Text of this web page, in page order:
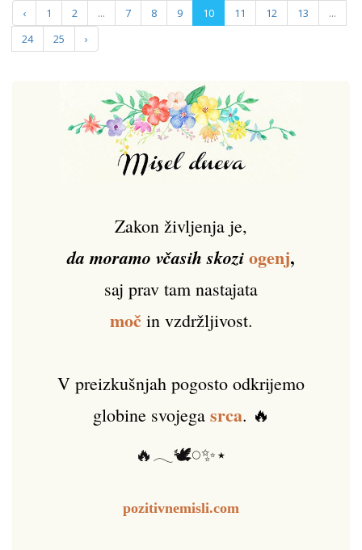
‹ 1 2 ... 7 8 9 10 11 12 13
...
24
25 ›
Zakon življenja je,
da moramo včasih skoziogenj,
saj prav tam nastajata
močin vzdržljivost.
V preizkušnjah pogosto odkrijemo
globine svojega srca. 🔥
🔥𓂃🕊️𓏸✨⋆
pozitivnemisli.com